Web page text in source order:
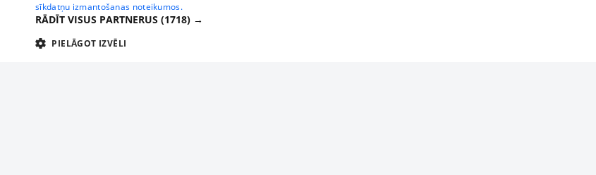
sīkdatņu izmantošanas noteikumos.
RĀDĪT VISUS PARTNERUS (1718) →
PIELĀGOT IZVĒLI